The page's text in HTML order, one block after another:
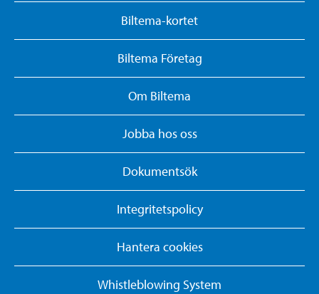
Biltema-kortet
Biltema Företag
Om Biltema
Jobba hos oss
Dokumentsök
Integritetspolicy
Hantera cookies
Whistleblowing System